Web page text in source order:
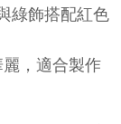
綠飾搭配紅色
，適合製作